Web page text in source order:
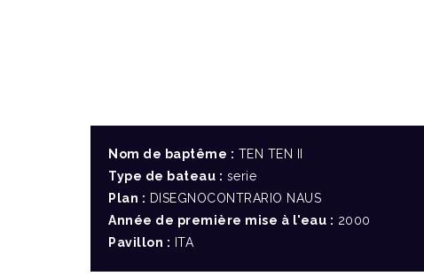
Nom de baptême : TEN TEN II
Type de bateau : serie
Plan : DISEGNOCONTRARIO NAUS
Année de première mise à l'eau : 2000
Pavillon : ITA